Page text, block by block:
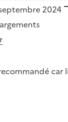
2024
car